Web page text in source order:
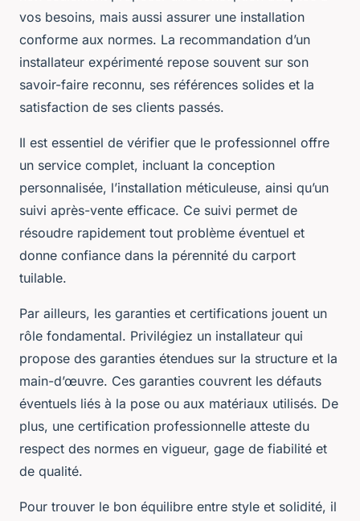
vos besoins, mais aussi assurer une installation
conforme aux normes. La recommandation d’un
installateur expérimenté repose souvent sur son
savoir-faire reconnu, ses références solides et la
satisfaction de ses clients passés.
Il est essentiel de vérifier que le professionnel offre
un service complet, incluant la conception
personnalisée, l’installation méticuleuse, ainsi qu’un
suivi après-vente efficace. Ce suivi permet de
résoudre rapidement tout problème éventuel et
donne confiance dans la pérennité du carport
tuilable.
Par ailleurs, les garanties et certifications jouent un
rôle fondamental. Privilégiez un installateur qui
propose des garanties étendues sur la structure et la
main-d’œuvre. Ces garanties couvrent les défauts
éventuels liés à la pose ou aux matériaux utilisés. De
plus, une certification professionnelle atteste du
respect des normes en vigueur, gage de fiabilité et
de qualité.
Pour trouver le bon équilibre entre style et solidité, il